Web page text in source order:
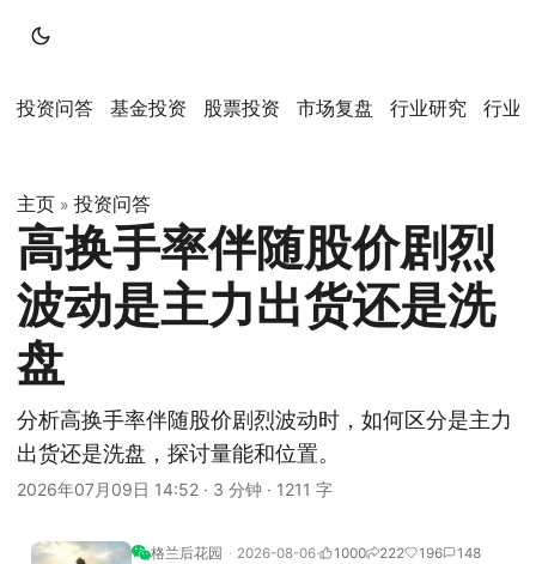
投资问答 基金投资 股票投资 市场复盘 行业研究 行业
主页 » 投资问答
高换手率伴随股价剧烈
波动是主力出货还是洗
盘
分析高换手率伴随股价剧烈波动时，如何区分是主力
出货还是洗盘，探讨量能和位置。
2026年07月09日 14:52 · 3 分钟 · 1211 字
格兰后花园 2026-08-06 1000 222 196 148